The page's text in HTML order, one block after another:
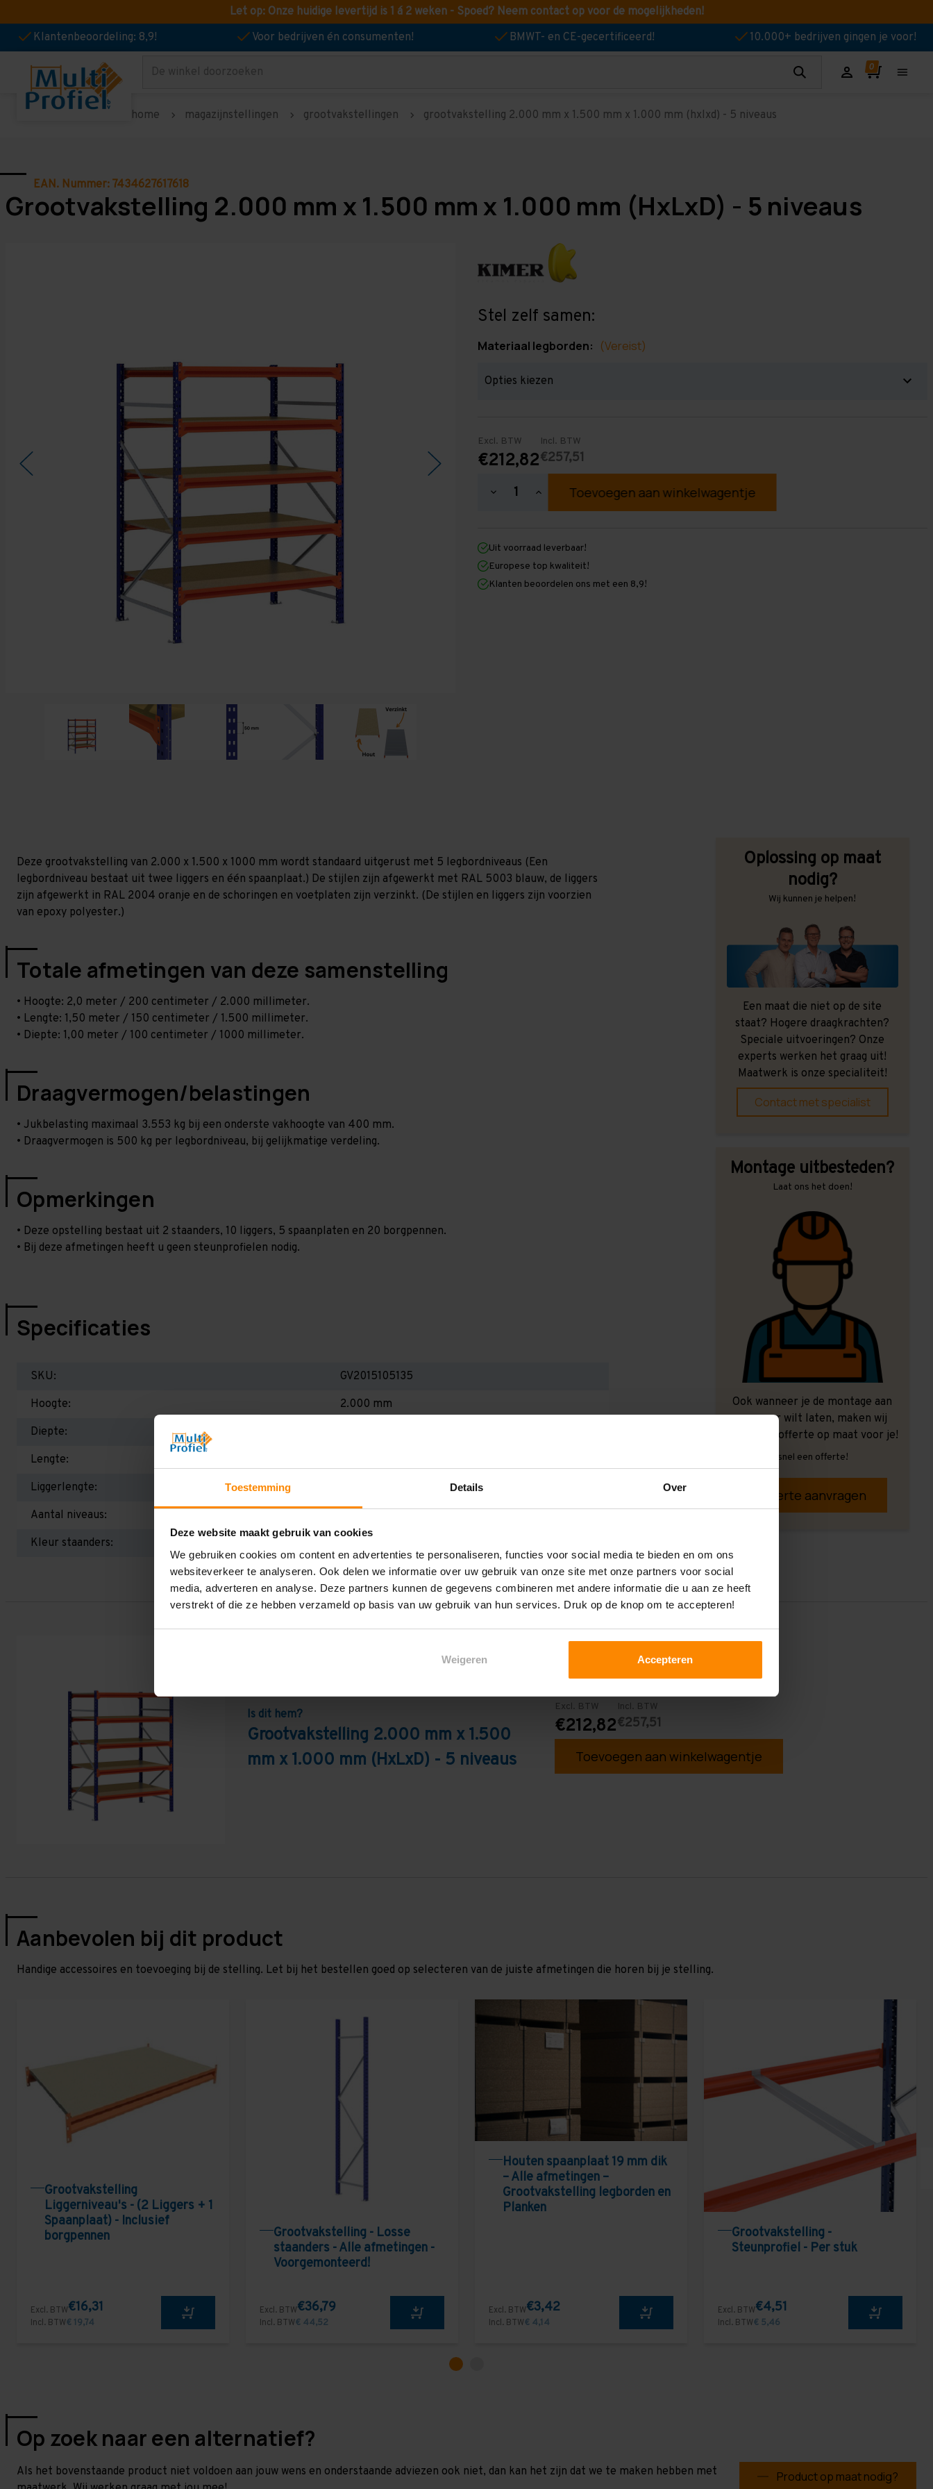
Toestemming Details Over
Deze website maakt gebruik van cookies
We gebruiken cookies om content en advertenties te personaliseren, functies voor social media te bieden en om ons
websiteverkeer te analyseren. Ook delen we informatie over uw gebruik van onze site met onze partners voor social
media, adverteren en analyse. Deze partners kunnen de gegevens combineren met andere informatie die u aan ze heeft
verstrekt of die ze hebben verzameld op basis van uw gebruik van hun services. Druk op de knop om te accepteren!
Weigeren Accepteren
Let op: Onze huidige levertijd is 1 á 2 weken - Spoed? Neem contact op voor de mogelijkheden!
Klantenbeoordeling: 8,9!
Voor bedrijven én consumenten! BMWT- en CE-gecertificeerd! 10.000+ bedrijven gingen je voor!
Zoeken
home magazijnstellingen grootvakstellingen grootvakstelling 2.000 mm x 1.500 mm x 1.000 mm (hxlxd) - 5 niveaus
EAN. Nummer: 7434627617618
Grootvakstelling 2.000 mm x 1.500 mm x 1.000 mm (HxLxD) - 5 niveaus
Stel zelf samen:
Materiaal legborden: (Vereist)
Excl. BTW
€212,82
Incl. BTW
€257,51
Hoeveelheid
2.000
mm
x
1.500
mm
Hoeveelheid
verhogen
2.000
mm
x
1.500
mm
Uit voorraad leverbaar!
Europese top kwaliteit!
Klanten beoordelen ons met een 8,9!
Deze grootvakstelling van 2.000 x 1.500 x 1000 mm wordt standaard uitgerust met 5 legbordniveaus (Een
legbordniveau bestaat uit twee liggers en één spaanplaat.) De stijlen zijn afgewerkt met RAL 5003 blauw, de liggers
zijn afgewerkt in RAL 2004 oranje en de schoringen en voetplaten zijn verzinkt. (De stijlen en liggers zijn voorzien
van epoxy polyester.)
Totale afmetingen van deze samenstelling
• Hoogte: 2,0 meter / 200 centimeter / 2.000 millimeter.
• Lengte: 1,50 meter / 150 centimeter / 1.500 millimeter.
• Diepte: 1,00 meter / 100 centimeter / 1000 millimeter.
Draagvermogen/belastingen
• Jukbelasting maximaal 3.553 kg bij een onderste vakhoogte van 400 mm.
• Draagvermogen is 500 kg per legbordniveau, bij gelijkmatige verdeling.
Opmerkingen
• Deze opstelling bestaat uit 2 staanders, 10 liggers, 5 spaanplaten en 20 borgpennen.
• Bij deze afmetingen heeft u geen steunprofielen nodig.
Specificaties
SKU:
GV2015105135
Hoogte:
2.000 mm
Diepte:
Lengte:
Liggerlengte:
Aantal niveaus:
Kleur staanders:
Oplossing op maat
nodig?
Wij kunnen je helpen!
Een maat die niet op de site
staat? Hogere draagkrachten?
Speciale uitvoeringen? Onze
experts werken het graag uit!
Maatwerk is onze specialiteit!
Contact met specialist
Montage uitbesteden?
Laat ons het doen!
Ook wanneer je de montage aan
ons over wilt laten, maken wij
graag een offerte op maat voor je!
Vrijblijvend, snel een offerte!
Offerte aanvragen
Is dit hem?
Grootvakstelling 2.000 mm x 1.500
mm x 1.000 mm (HxLxD) - 5 niveaus
Excl. BTW
€212,82
Incl. BTW
€257,51
Toevoegen aan winkelwagentje
Aanbevolen bij dit product
Handige accessoires en toevoeging bij de stelling. Let bij het bestellen goed op selecteren van de juiste afmetingen die horen bij je stelling.
Grootvakstelling
Liggerniveau's - (2 Liggers + 1
Spaanplaat) - Inclusief
borgpennen
Excl. BTW€16,31
Incl. BTW€ 19,74
Grootvakstelling - Losse
staanders - Alle afmetingen -
Voorgemonteerd!
Excl. BTW€36,79
Incl. BTW€ 44,52
Houten spaanplaat 19 mm dik
– Alle afmetingen –
Grootvakstelling legborden en
Planken
Excl. BTW€3,42
Incl. BTW€ 4,14
Grootvakstelling -
Steunprofiel - Per stuk
Excl. BTW€4,51
Incl. BTW€ 5,46
Op zoek naar een alternatief?
Als het bovenstaande product niet voldoen aan jouw wens en onderstaande adviezen ook niet, dan kan het zijn dat we te maken hebben met
Product op maat nodig?